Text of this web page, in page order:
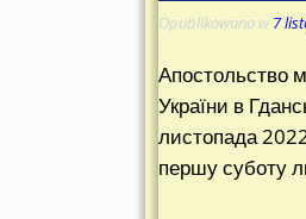
Opublikowano w 7
Апостольство
України в
листопада
першу суботу